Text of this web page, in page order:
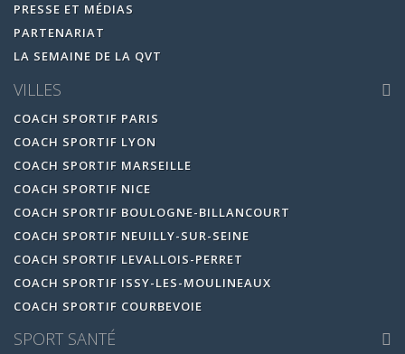
PRESSE ET MÉDIAS
PARTENARIAT
LA SEMAINE DE LA QVT
VILLES
COACH SPORTIF PARIS
COACH SPORTIF LYON
COACH SPORTIF MARSEILLE
COACH SPORTIF NICE
COACH SPORTIF BOULOGNE-BILLANCOURT
COACH SPORTIF NEUILLY-SUR-SEINE
COACH SPORTIF LEVALLOIS-PERRET
COACH SPORTIF ISSY-LES-MOULINEAUX
COACH SPORTIF COURBEVOIE
SPORT SANTÉ